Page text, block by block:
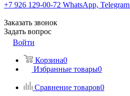
+7 926 129-00-72 WhatsApp, Telegram
Заказать звонок
Задать вопрос
Войти
Корзина0
Избранные товары0
Сравнение товаров0